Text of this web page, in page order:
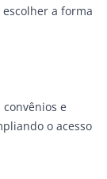
a forma
e
o acesso